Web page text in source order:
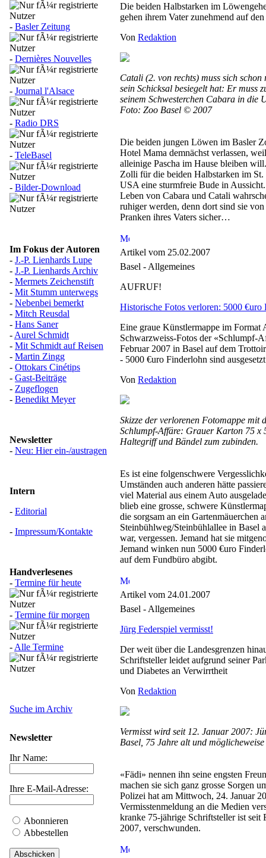
- Basler Zeitung
- Dernières Nouvelles
- Journal l'Alsace
- Radio DRS
- TeleBasel
- Bilder-Download
Im Fokus der Autoren
- J.-P. Lienhards Lupe
- J.-P. Lienhards Archiv
- Mermets Zeichenstift
- Mit Stumm unterwegs
- Nebenbei bemerkt
- Mitch Reusdal
- Hans Saner
- Aurel Schmidt
- Mit Schmidt auf Reisen
- Martin Zingg
- Ottokars Cinétips
- Gast-Beiträge
- Zugeflogen
- Benedikt Meyer
Newsletter
- Neu: Hier ein-/austragen
Intern
- Editorial
- Impressum/Kontakte
Handverlesenes
- Termine für heute
- Termine für morgen
- Alle Termine
Suche im Archiv
Newsletter
Ihr Name:
Ihre E-Mail-Adresse:
Abonnieren
Abbestellen
Die beiden Halbstarken im
gehen ihrem Vater zunehmend auf
Von Redaktion
Catali (2. von rechts) muss sich schon
sein Schicksal besiegelt hat: Er muss
seinem Schwesterchen Cabara in die
Foto: Zoo Basel © 2007
Die beiden jungen Löwen im Basler
Hotel Mama demnächst verlassen,
alleinige Pascha im Hause bleiben
Zolli für die beiden Halbstarken im
USA eine sturmfreie Bude in
Leben von Cabara und Catali
ruhiger werden, denn dort sind sie
Pranken ihres Vaters sicher…
Artikel vom 25.02.2007
Basel - Allgemeines
AUFRUF!
Historische Fotos verloren: 5000 €uro
Eine graue Künstlermappe im Format
Schwarzweiss-Fotos der «Schlumpf-
Februar 2007 in Basel auf dem
- 5000 €uro Finderlohn sind ausgesetzt
Von Redaktion
Skizze der verlorenen Fotomappe mit
Schlumpf-Affäre: Grauer Karton 75 x
Haltegriff und Bändel zum zubinden.
Es ist eine folgenschwere
Umständen auch anderen hätte
viel Material aus einem Auto
blieb eine grosse, schwere
die sorgsam an ein Gartenmäuerchen
Steinbühlweg/Steinbühlallee in Basel
war, vergessen. Jemand hat sie
Jemand winken nun 5000 €uro
auf dem Fundbüro abgibt.
Artikel vom 24.01.2007
Basel - Allgemeines
Jürg Federspiel vermisst!
Der weit über die Landesgrenzen
Schriftsteller leidet aufgrund seiner
und Diabetes an Verwirrtheit
Von Redaktion
Vermisst wird seit 12. Januar 2007:
Basel, 75 Jahre alt und
«Fädi» nennen ihn seine engsten
machen sie sich ganz grosse Sorgen
Polizei hat am Mittwoch, 24. Januar
Vermisstenmeldung an die Medien
kranke 75-jährige Schriftsteller ist seit
2007, verschwunden.